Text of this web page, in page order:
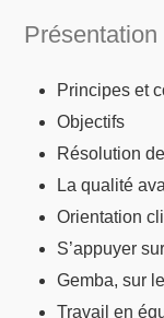
Principes et
Objectifs
Résolution
La qualité
Orientation
S’appuyer
Gemba, sur
Travail en